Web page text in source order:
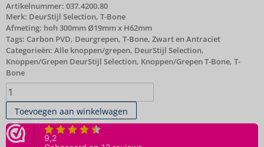
Artikelnummer: 037.4200.80
Merk: DeurStijl Selection, T-Bone
Afmeting: hoh 300mm Ø19mm x H62mm
Tags: Carbon PVD, Deurgrepen, T-Bone, Zwart en Antraciet
Categorieën: Alle knoppen/grepen, DeurStijl Selection,
Knoppen/Grepen DeurStijl Selection, Knoppen/Grepen T-Bone, T-
Bone
Toevoegen aan winkelwagen